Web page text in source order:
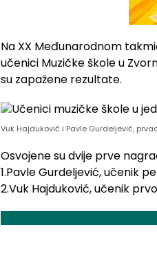
Na XX Međunarodnom
učenici Muzičke škole u
su zapažene rezultate.
Vuk Hajduković i Pavle Gurdeljević,
Osvojene su dvije prve
1.Pavle Gurdeljević, učenik
2.Vuk Hajduković, učenik